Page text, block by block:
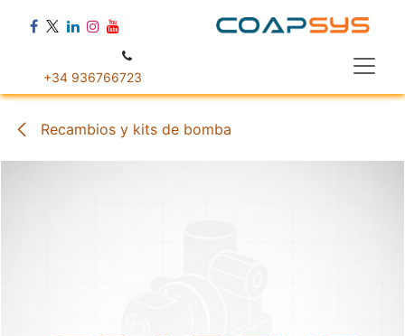
+34 936766723
Recambios y kits de bomba